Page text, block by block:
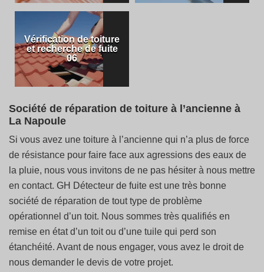
Vérification de toiture
et recherche de fuite
06
Société de réparation de toiture à l’ancienne à
La Napoule
Si vous avez une toiture à l’ancienne qui n’a plus de force
de résistance pour faire face aux agressions des eaux de
la pluie, nous vous invitons de ne pas hésiter à nous mettre
en contact. GH Détecteur de fuite est une très bonne
société de réparation de tout type de problème
opérationnel d’un toit. Nous sommes très qualifiés en
remise en état d’un toit ou d’une tuile qui perd son
étanchéité. Avant de nous engager, vous avez le droit de
nous demander le devis de votre projet.